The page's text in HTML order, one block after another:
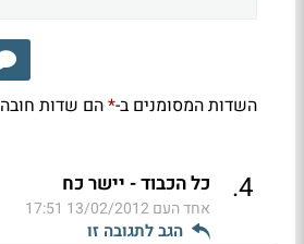
השדות המסומנים ב-*הם שדות חובה
4
. כל הכבוד - יישר כח
אחד העם13/02/2012 17:51
הגב לתגובה זו